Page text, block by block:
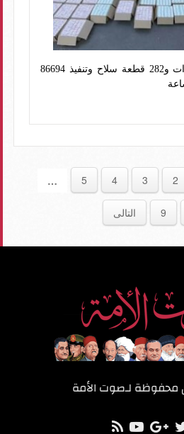
ضبط 345 قضية مخدرات و282 قطعة سلاح وتنفيذ 86694
2
3
4
5
…
9 التالى
محفوظة لـصوت الأمة